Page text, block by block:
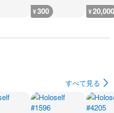
¥300 ¥20,000
すべて見る